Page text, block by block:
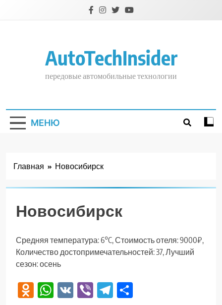
AutoTechInsider
передовые автомобильные технологии
МЕНЮ
Главная Новосибирск
Новосибирск
Средняя температура: 6°C, Стоимость отеля: 9000₽,
Количество достопримечательностей: 37, Лучший
сезон: осень
Odnoklassniki
WhatsApp
VK ViberTelegram